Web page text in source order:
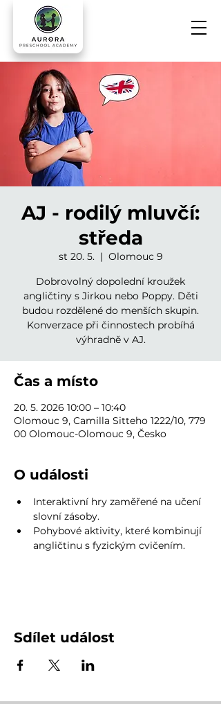
AJ - rodilý mluvčí:
středa
st 20. 5.
  |
Olomouc 9
Dobrovolný dopolední kroužek
angličtiny s Jirkou nebo Poppy. Děti
budou rozdělené do menších skupin.
Konverzace při činnostech probíhá
výhradně v AJ.
Čas a místo
20. 5. 2026 10:00 – 10:40
Olomouc 9, Camilla Sitteho 1222/10, 779
00 Olomouc-Olomouc 9, Česko
O události
Interaktivní hry zaměřené na učení
slovní zásoby.
Pohybové aktivity, které kombinují
angličtinu s fyzickým cvičením.
Sdílet událost